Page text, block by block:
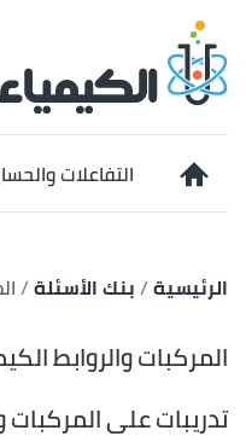
التفاعلات
الرئيسية بنك الأسئلة
المركبات والروابط
تدريبات على المركبات